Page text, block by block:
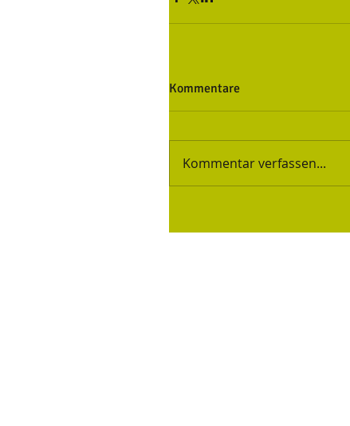
Kommentare
Kommentar verfassen...